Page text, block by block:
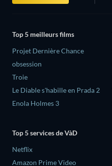
Top 5 meilleurs films
Projet Dernière Chance
obsession
Troie
Le Diable s'habille en Prada 2
Enola Holmes 3
Top 5 services de VàD
Netflix
Amazon Prime Video